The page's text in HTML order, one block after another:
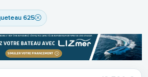
625